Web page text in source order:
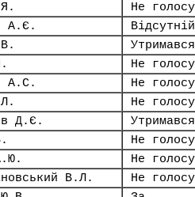
Не
А.Є.
Відсутній
Утримався
Не
А.С.
Не
Не
Д.Є.
Утримався
Не
Не
В.Л.
Не